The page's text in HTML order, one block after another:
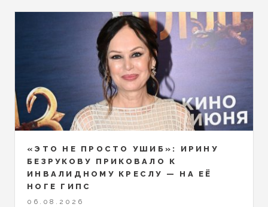
«ЭТО НЕ ПРОСТО УШИБ»: ИРИНУ
БЕЗРУКОВУ ПРИКОВАЛО К
ИНВАЛИДНОМУ КРЕСЛУ — НА ЕЁ
НОГЕ ГИПС
06.08.2026